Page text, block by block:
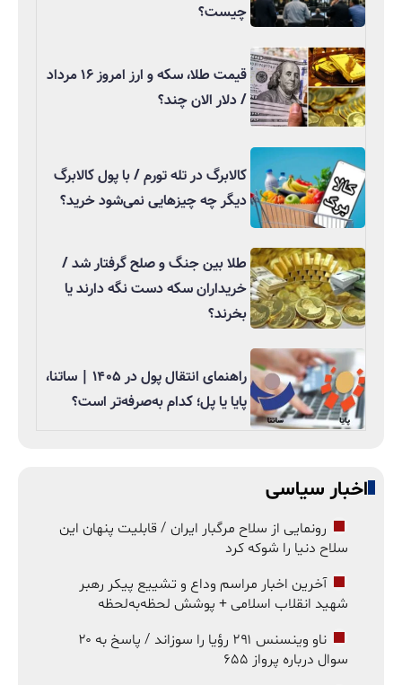
چیست؟
قیمت طلا، سکه و ارز امروز ۱۶ مرداد
/ دلار الان چند؟
کالابرگ در تله تورم / با پول کالابرگ
دیگر چه چیزهایی نمی‌شود خرید؟
طلا بین جنگ و صلح گرفتار شد /
خریداران سکه دست نگه دارند یا
بخرند؟
راهنمای انتقال پول در ۱۴۰۵ | ساتنا،
پایا یا پل؛ کدام به‌صرفه‌تر است؟
اخبار سیاسی
رونمایی از سلاح مرگبار ایران / قابلیت پنهان این
سلاح دنیا را شوکه کرد
آخرین اخبار مراسم وداع و تشییع پیکر رهبر
شهید انقلاب اسلامی + پوشش لحظه‌به‌لحظه
ناو وینسنس ۲۹۱ رؤیا را سوزاند / پاسخ به ۲۰
سوال درباره پرواز ۶۵۵